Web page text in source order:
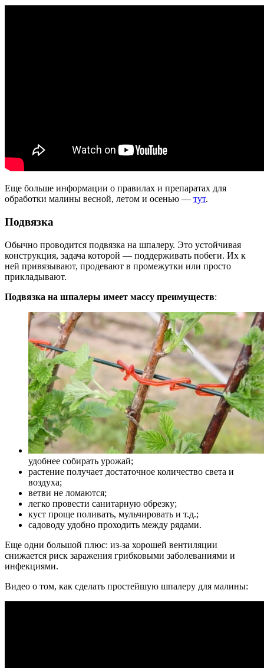
Еще больше информации о правилах и препаратах для
обработки малины весной, летом и осенью — тут.
Подвязка
Обычно проводится подвязка на шпалеру. Это устойчивая
конструкция, задача которой — поддерживать побеги. Их к
ней привязывают, продевают в промежутки или просто
прикладывают.
Подвязка на шпалеры имеет массу преимуществ:
удобнее собирать урожай;
растение получает достаточное количество света и
воздуха;
ветви не ломаются;
легко провести санитарную обрезку;
куст проще поливать, мульчировать и т.д.;
садоводу удобно проходить между рядами.
Еще одни большой плюс: из-за хорошей вентиляции
снижается риск заражения грибковыми заболеваниями и
инфекциями.
Видео о том, как сделать простейшую шпалеру для малины: